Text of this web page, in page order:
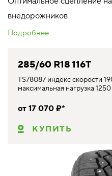
внедорожников
Подробнее
285/60 R18 116T
TS78087 индекс скорости
максимальная нагрузка 1250
от 17 070 ₽*
КУПИТЬ